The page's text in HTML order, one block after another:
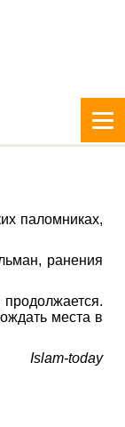
паломниках,
ранения
места в
Islam-today